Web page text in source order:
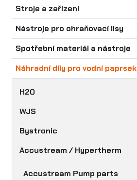
Stroje a zařízení
Nástroje pro ohraňovací lisy
Spotřební materiál a nástroje
Náhradní díly pro vodní paprsek
H2O
WJS
Bystronic
Accustream / Hypertherm
Accustream Pump parts